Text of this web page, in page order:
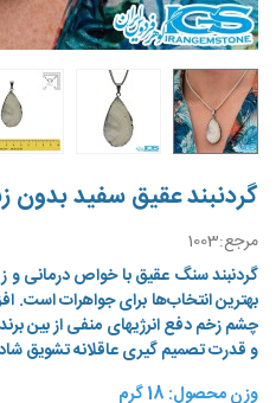
گردنبند عقیق سفید بدون
مرجع:1003
گردنبند سنگ عقیق با خواص درمانی و
بهترین انتخاب‌ها برای جواهرات است.
چشم زخم دفع انرژیهای منفی از بین
و قدرت تصمیم گیری عاقلانه تشویق
وزن محصول: 18 گرم